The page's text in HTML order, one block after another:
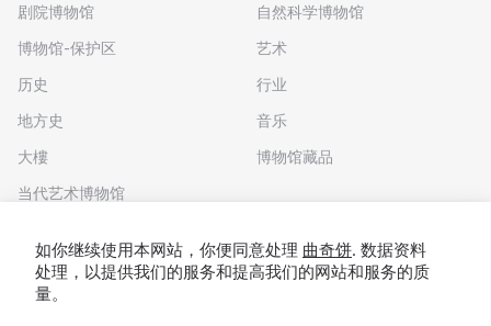
剧院博物馆
博物馆-保护区
历史
地方史
大樓
当代艺术博物馆
自然科学博物馆
艺术
行业
音乐
博物馆藏品
如你继续使用本网站，你便同意处理 曲奇饼. 数据资料
处理，以提供我们的服务和提高我们的网站和服务的质
量。